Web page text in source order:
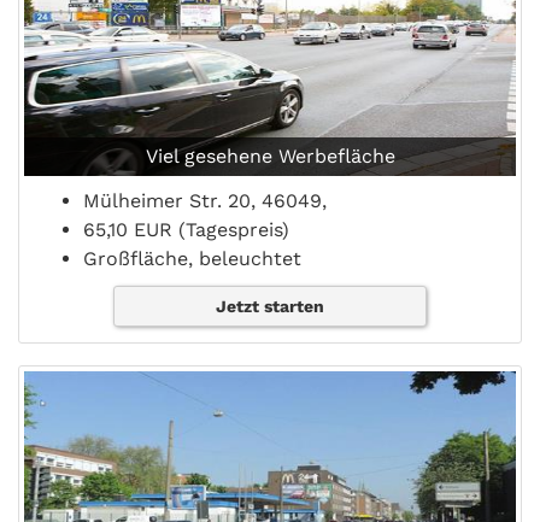
Viel gesehene Werbefläche
Mülheimer Str. 20, 46049,
65,10 EUR (Tagespreis)
Großfläche, beleuchtet
Jetzt starten